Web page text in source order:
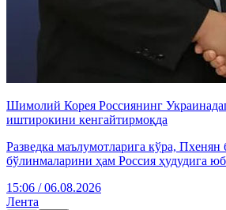
Шимолий Корея Россиянинг
иштирокини кенгайтирмоқда
Разведка маълумотларига кўра, Пхенян
бўлинмаларини ҳам Россия ҳудудига
15:06 / 06.08.2026
Лента